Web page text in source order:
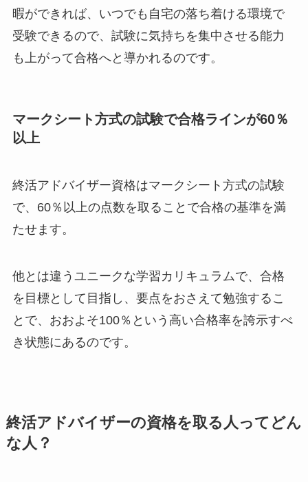
暇ができれば、いつでも自宅の落ち着ける環境で
受験できるので、試験に気持ちを集中させる能力
も上がって合格へと導かれるのです。
マークシート方式の試験で合格ラインが60％
以上
終活アドバイザー資格はマークシート方式の試験
で、60％以上の点数を取ることで合格の基準を満
たせます。
他とは違うユニークな学習カリキュラムで、合格
を目標として目指し、要点をおさえて勉強するこ
とで、おおよそ100％という高い合格率を誇示すべ
き状態にあるのです。
終活アドバイザーの資格を取る人ってどん
な人？